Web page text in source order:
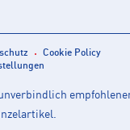
Cookie Policy